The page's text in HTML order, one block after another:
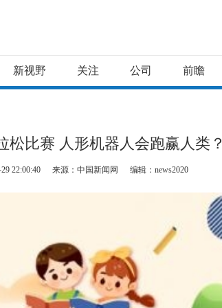
新视野 关注 公司 前瞻
松比赛 人形机器人会跑赢人类？
22:00:40 来源：中国新闻网 编辑：news2020